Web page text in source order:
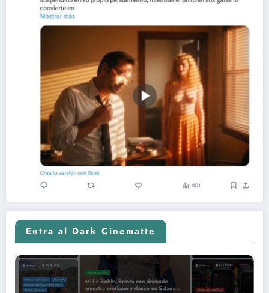
Entra al Dark Cinematte